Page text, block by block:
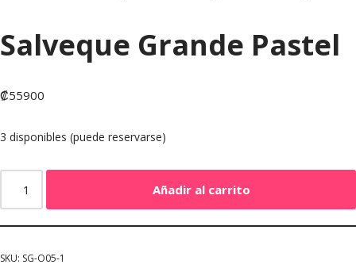
Salveque Grande Pastel
₡55900
3 disponibles (puede reservarse)
Añadir al carrito
SKU: SG-O05-1